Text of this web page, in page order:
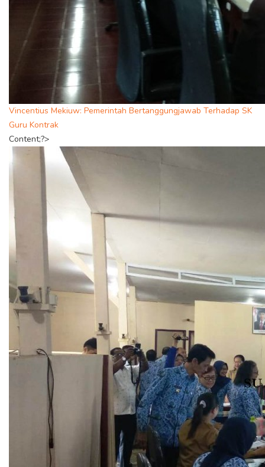
Vincentius Mekiuw: Pemerintah Bertanggungjawab Terhadap SK
Guru Kontrak
Content;?>